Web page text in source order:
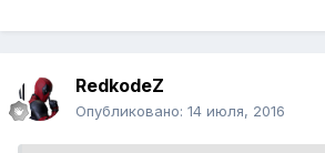
RedkodeZ
Опубликовано: 14 июля, 2016